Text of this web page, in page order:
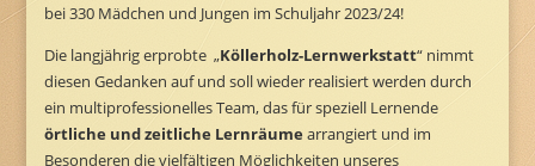
bei 330 Mädchen und Jungen im Schuljahr 2023/24!
Die langjährig erprobte „Köllerholz-Lernwerkstatt“ nimmt
diesen Gedanken auf und soll wieder realisiert werden durch
ein multiprofessionelles Team, das für speziell Lernende
örtliche und zeitliche Lernräume arrangiert und im
Besonderen die vielfältigen Möglichkeiten unseres